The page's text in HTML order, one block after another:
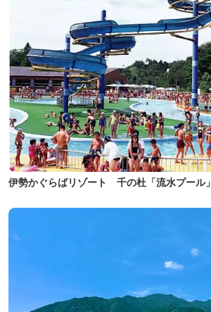
伊勢かぐらばリゾート 千の杜「流水プール」